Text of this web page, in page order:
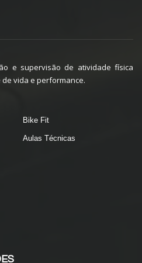
e supervisão de atividade física
vida e performance.
Bike Fit
Aulas Técnicas